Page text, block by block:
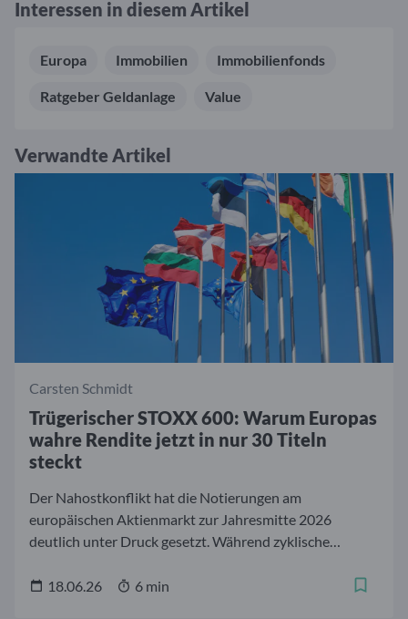
Interessen in diesem Artikel
Europa Immobilien Immobilienfonds
Ratgeber Geldanlage Value
Verwandte Artikel
Carsten Schmidt
Trügerischer STOXX 600: Warum Europas
wahre Rendite jetzt in nur 30 Titeln
steckt
Der Nahostkonflikt hat die Notierungen am
europäischen Aktienmarkt zur Jahresmitte 2026
deutlich unter Druck gesetzt. Während zyklische
in den Segmenten Verteidigung und Gesundheit
18.06.26 6 min